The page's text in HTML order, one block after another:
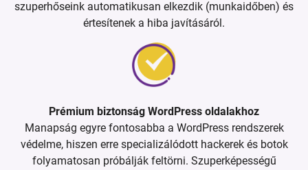
szuperhőseink automatikusan elkezdik (munkaidőben) és
értesítenek a hiba javításáról.
Prémium biztonság WordPress oldalakhoz
Manapság egyre fontosabba a WordPress rendszerek
védelme, hiszen erre specializálódott hackerek és botok
folyamatosan próbálják feltörni. Szuperképességű